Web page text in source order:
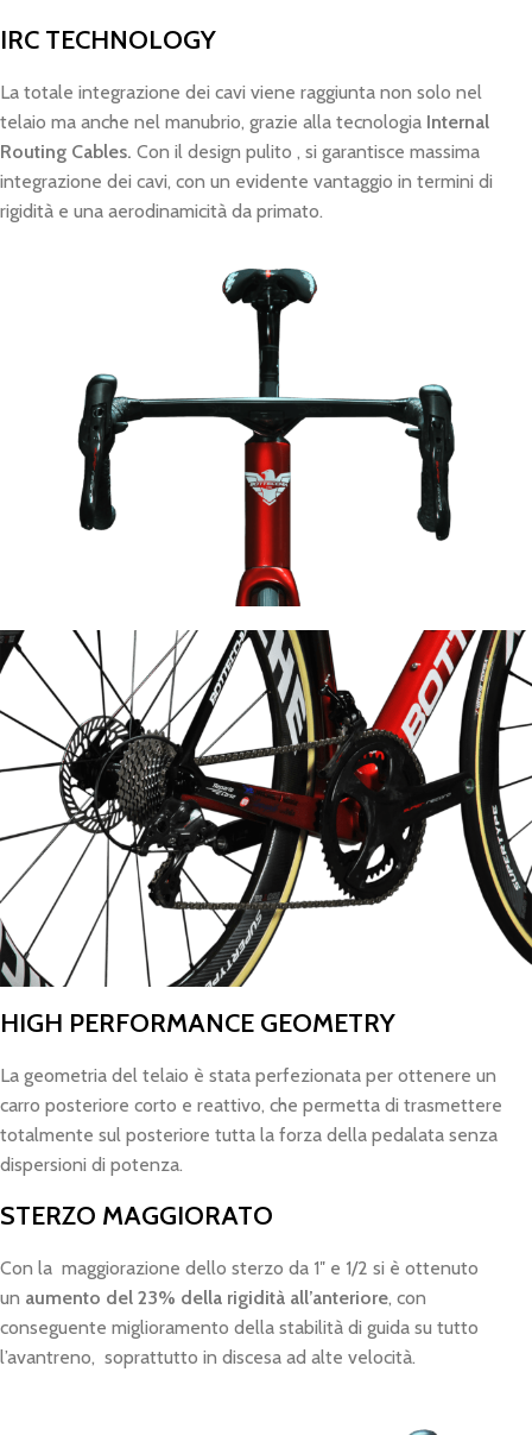
IRC TECHNOLOGY
La totale integrazione dei cavi viene raggiunta non solo nel
telaio ma anche nel manubrio, grazie alla tecnologia Internal
Routing Cables. Con il design pulito , si garantisce massima
integrazione dei cavi, con un evidente vantaggio in termini di
rigidità e una aerodinamicità da primato.
HIGH PERFORMANCE GEOMETRY
La geometria del telaio è stata perfezionata per ottenere un
carro posteriore corto e reattivo, che permetta di trasmettere
totalmente sul posteriore tutta la forza della pedalata senza
dispersioni di potenza.
STERZO MAGGIORATO
Con la maggiorazione dello sterzo da 1″ e 1/2 si è ottenuto
un aumento del 23% della rigidità all’anteriore, con
conseguente miglioramento della stabilità di guida su tutto
l’avantreno, soprattutto in discesa ad alte velocità.